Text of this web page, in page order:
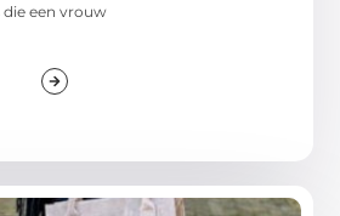
die een vrouw